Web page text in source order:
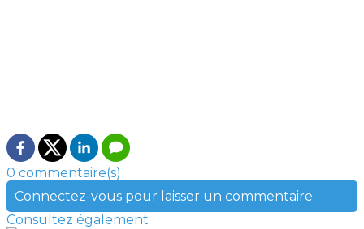
0 commentaire(s)
Connectez-vous pour laisser un commentaire
Consultez également